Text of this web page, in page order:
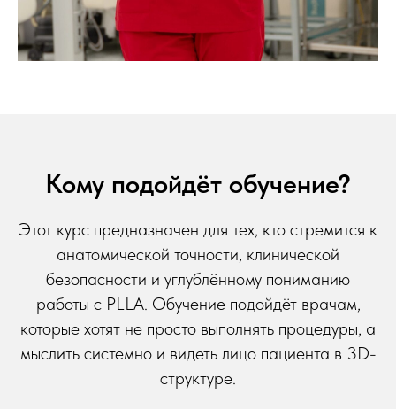
Кому подойдёт обучение?
Этот курс предназначен для тех, кто стремится к
анатомической точности, клинической
безопасности и углублённому пониманию
работы с PLLA. Обучение подойдёт врачам,
которые хотят не просто выполнять процедуры, а
мыслить системно и видеть лицо пациента в 3D-
структуре.